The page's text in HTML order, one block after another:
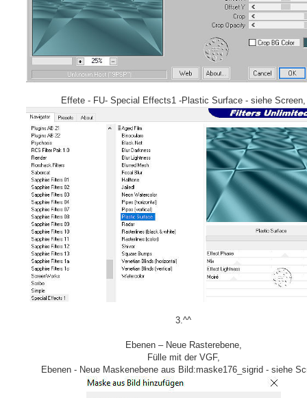
Effete - FU- Special Effects1 -Plastic Surface - siehe Screen,
3.^^
Ebenen – Neue Rasterebene,
Fülle mit der VGF,
Ebenen - Neue Maskenebene aus Bild:maske176_sigrid - siehe